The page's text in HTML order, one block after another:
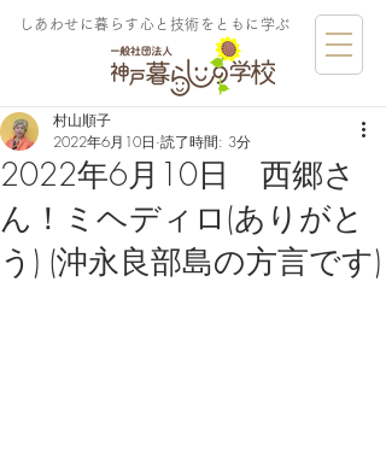
しあわせに暮らす​心と技術をともに学ぶ
2022年6月10日 西郷さ
ん！ミヘディロ(ありがと
う) (沖永良部島の方言です)
村山順子
2022年6月10日 読了時間: 3分